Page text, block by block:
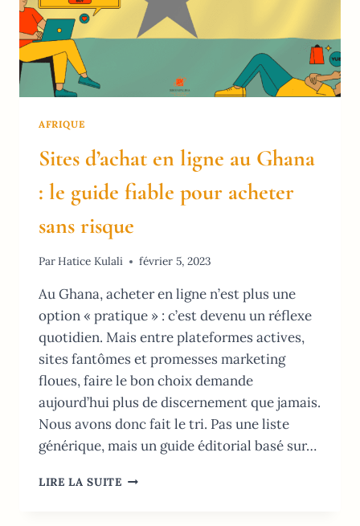
AFRIQUE
Sites d’achat en ligne au Ghana
: le guide fiable pour acheter
sans risque
ParHatice Kulali février 5, 2023
Au Ghana, acheter en ligne n’est plus une
option « pratique » : c’est devenu un réflexe
quotidien. Mais entre plateformes actives,
sites fantômes et promesses marketing
floues, faire le bon choix demande
aujourd’hui plus de discernement que jamais.
Nous avons donc fait le tri. Pas une liste
générique, mais un guide éditorial basé sur…
LIRE LA SUITESITES